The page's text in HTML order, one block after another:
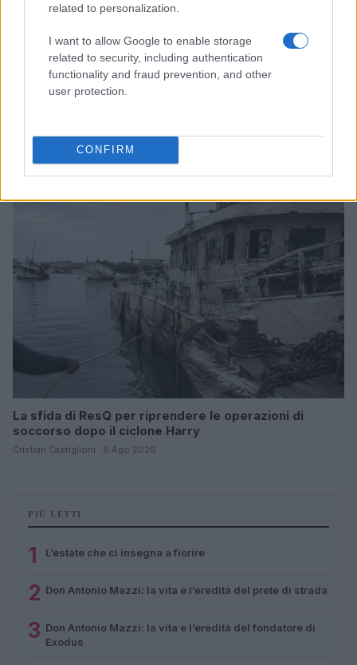
related to personalization.
I want to allow Google to enable storage
related to security, including authentication
functionality and fraud prevention, and other
user protection.
CONFIRM
bitcoin
La sfida di ResQ per riprendere le operazioni di
soccorso dopo il ciclone Harry
Cristian Castiglioni · 6 Ago 2026
PIÙ LETTI
1 L’estate che ci insegna a fiorire
2 Don Antonio Mazzi: la vita e l’eredità del prete di strada
3 Don Antonio Mazzi: la vita e l’eredità del fondatore di
Exodus